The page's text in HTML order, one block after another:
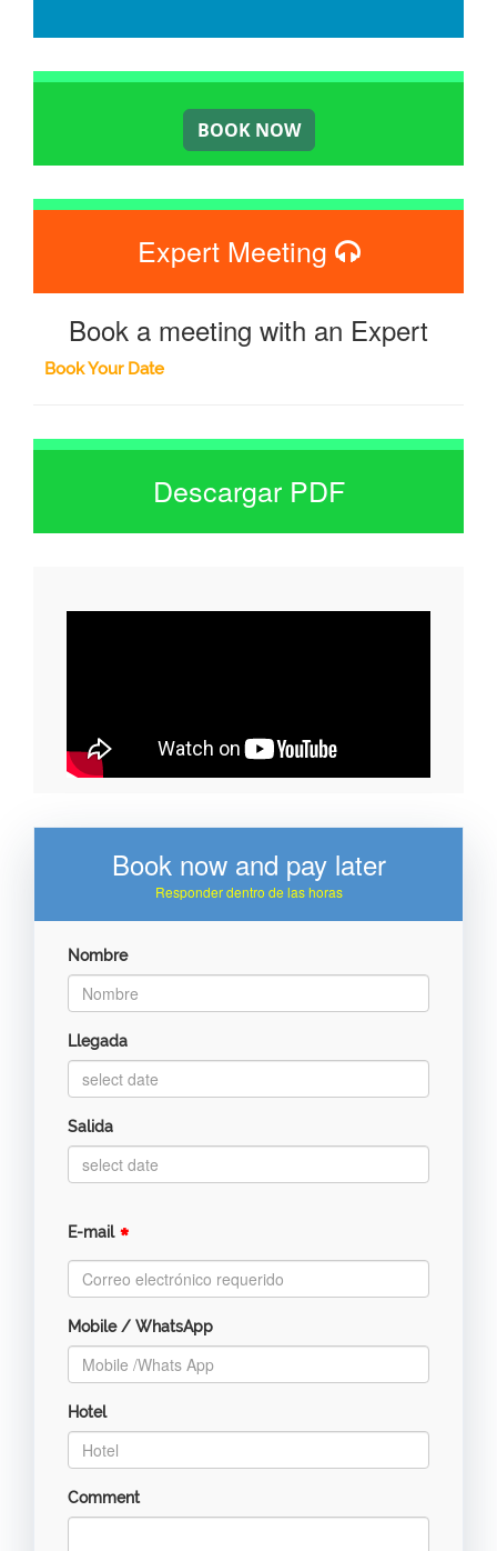
Expert Meeting
Book a meeting with an Expert
Book Your Date
Descargar PDF
Book now and pay later
Responder dentro de las horas
Nombre
Llegada
Salida
E-mail *
Mobile / WhatsApp
Hotel
Comment